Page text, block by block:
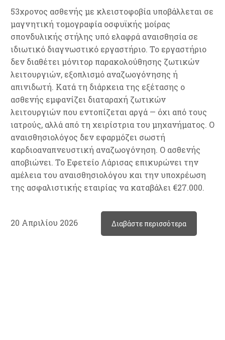
53χρονος ασθενής με κλειστοφοβία υποβάλλεται σε
μαγνητική τομογραφία οσφυϊκής μοίρας
σπονδυλικής στήλης υπό ελαφρά αναισθησία σε
ιδιωτικό διαγνωστικό εργαστήριο. Το εργαστήριο
δεν διαθέτει μόνιτορ παρακολούθησης ζωτικών
λειτουργιών, εξοπλισμό αναζωογόνησης ή
απινιδωτή. Κατά τη διάρκεια της εξέτασης ο
ασθενής εμφανίζει διαταραχή ζωτικών
λειτουργιών που εντοπίζεται αργά — όχι από τους
ιατρούς, αλλά από τη χειρίστρια του μηχανήματος. Ο
αναισθησιολόγος δεν εφαρμόζει σωστή
καρδιοαναπνευστική αναζωογόνηση. Ο ασθενής
αποβιώνει. Το Εφετείο Λάρισας επικυρώνει την
αμέλεια του αναισθησιολόγου και την υποχρέωση
της ασφαλιστικής εταιρίας να καταβάλει €27.000.
20 Απριλίου 2026 Διαβάστε περισσότερα